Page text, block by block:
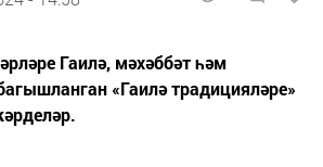
Гаилә, мәхәббәт һәм
«Гаилә традицияләре»